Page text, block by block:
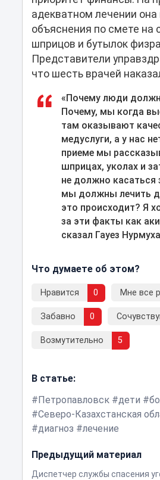
адекватном лечении
объяснения по смете на
шприцов и бутылок
Представители
что шесть врачей
«Почему люди
Почему, мы когда
там оказывают
медуслуги, а у нас
приеме мы
шприцах, уколах и
не должно касаться
мы должны лечить
это происходит? Я
за эти факты как
сказал Гауез
Что думаете об этом?
Нравится 0 Мне все
Забавно 0
Возмутительно 5
В статье:
Петропавловск
дети
Северо-Казахстанская
диагноз
лечение
Предыдущий материал
Диспетчер службы спасения